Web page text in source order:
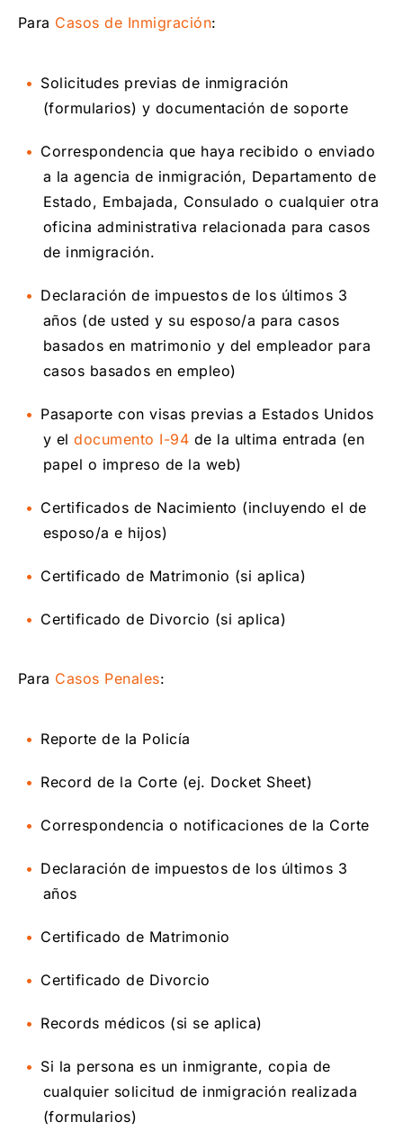
Para Casos de Inmigración:
Solicitudes previas de inmigración
(formularios) y documentación de soporte
Correspondencia que haya recibido o enviado
a la agencia de inmigración, Departamento de
Estado, Embajada, Consulado o cualquier otra
oficina administrativa relacionada para casos
de inmigración.
Declaración de impuestos de los últimos 3
años (de usted y su esposo/a para casos
basados en matrimonio y del empleador para
casos basados en empleo)
Pasaporte con visas previas a Estados Unidos
y eldocumento I-94 de la ultima entrada (en
papel o impreso de la web)
Certificados de Nacimiento (incluyendo el de
esposo/a e hijos)
Certificado de Matrimonio (si aplica)
Certificado de Divorcio (si aplica)
Para Casos Penales:
Reporte de la Policía
Record de la Corte (ej. Docket Sheet)
Correspondencia o notificaciones de la Corte
Declaración de impuestos de los últimos 3
años
Certificado de Matrimonio
Certificado de Divorcio
Records médicos (si se aplica)
Si la persona es un inmigrante, copia de
cualquier solicitud de inmigración realizada
(formularios)